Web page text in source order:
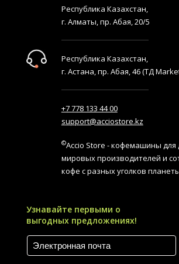
Республика Казахстан,
г. Алматы, пр. Абая, 20/5
Республика Казахстан,
г. Астана, пр. Абая, 46 (ТД
+7 778 133 44 00
support@acciostore.kz
©Accio Store - кофемашины для
мировых производителей и
кофе с разных уголков
Узнавайте первыми о
выгодных предложениях!